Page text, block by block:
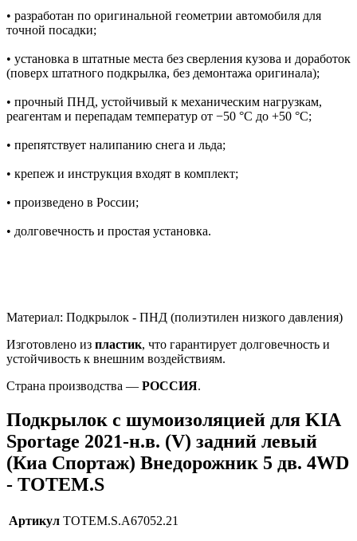
• разработан по оригинальной геометрии автомобиля для
точной посадки;
• установка в штатные места без сверления кузова и доработок
(поверх штатного подкрылка, без демонтажа оригинала);
• прочный ПНД, устойчивый к механическим нагрузкам,
реагентам и перепадам температур от −50 °C до +50 °C;
• препятствует налипанию снега и льда;
• крепеж и инструкция входят в комплект;
• произведено в России;
• долговечность и простая установка.
Материал: Подкрылок - ПНД (полиэтилен низкого давления)
Изготовлено из пластик, что гарантирует долговечность и
устойчивость к внешним воздействиям.
Страна производства — РОССИЯ.
Подкрылок с шумоизоляцией для KIA
Sportage 2021-н.в. (V) задний левый
(Киа Спортаж) Внедорожник 5 дв. 4WD
- TOTEM.S
Артикул TOTEM.S.A67052.21